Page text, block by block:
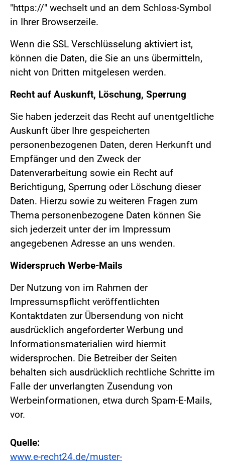
"https://" wechselt und an dem Schloss-Symbol
in Ihrer Browserzeile.
Wenn die SSL Verschlüsselung aktiviert ist,
können die Daten, die Sie an uns übermitteln,
nicht von Dritten mitgelesen werden.
Recht auf Auskunft, Löschung, Sperrung
Sie haben jederzeit das Recht auf unentgeltliche
Auskunft über Ihre gespeicherten
personenbezogenen Daten, deren Herkunft und
Empfänger und den Zweck der
Datenverarbeitung sowie ein Recht auf
Berichtigung, Sperrung oder Löschung dieser
Daten. Hierzu sowie zu weiteren Fragen zum
Thema personenbezogene Daten können Sie
sich jederzeit unter der im Impressum
angegebenen Adresse an uns wenden.
Widerspruch Werbe-Mails
Der Nutzung von im Rahmen der
Impressumspflicht veröffentlichten
Kontaktdaten zur Übersendung von nicht
ausdrücklich angeforderter Werbung und
Informationsmaterialien wird hiermit
widersprochen. Die Betreiber der Seiten
behalten sich ausdrücklich rechtliche Schritte im
Falle der unverlangten Zusendung von
Werbeinformationen, etwa durch Spam-E-Mails,
vor.
Quelle:
www.e-recht24.de/muster-